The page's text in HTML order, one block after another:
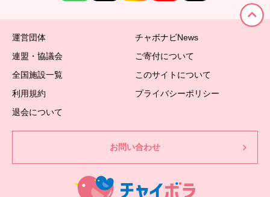
運営団体
チャボナビNews
連盟・協議会
ご寄付について
全国施設一覧
このサイトについて
利用規約
プライバシーポリシー
退会について
お問い合わせ